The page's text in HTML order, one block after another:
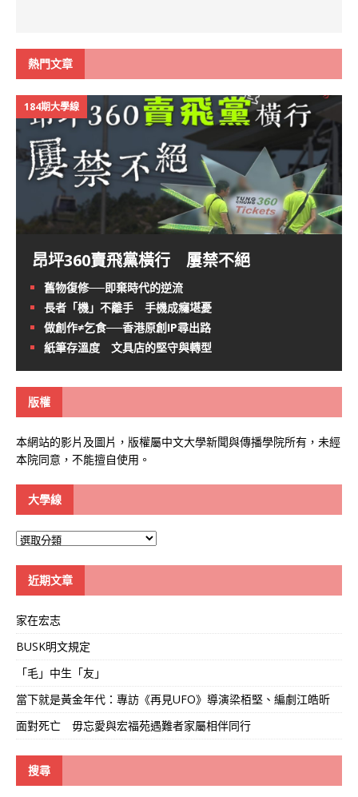
熱門文章
184期大學線
昂坪360賣飛黨橫行 屢禁不絕
舊物復修──即棄時代的逆流
長者「機」不離手 手機成癮堪憂
做創作≠乞食──香港原創IP尋出路
紙筆存溫度 文具店的堅守與轉型
版權
本網站的影片及圖片，版權屬中文大學新聞與傳播學院所有，未經
本院同意，不能擅自使用。
大學線
大
近期文章
家在宏志
BUSK明文規定
「毛」中生「友」
當下就是黃金年代：專訪《再見UFO》導演梁栢堅、編劇江皓昕
面對死亡 毋忘愛與宏福苑遇難者家屬相伴同行
搜尋